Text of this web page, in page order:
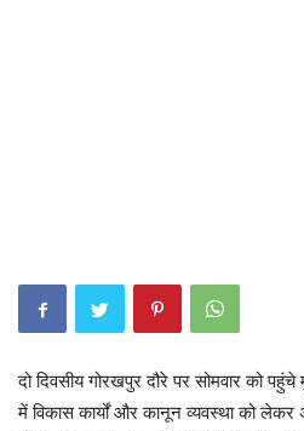
दो दिवसीय गोरखपुर दौरे पर सोमवार को
में विकास कार्यों और कानून व्यवस्था को लेकर